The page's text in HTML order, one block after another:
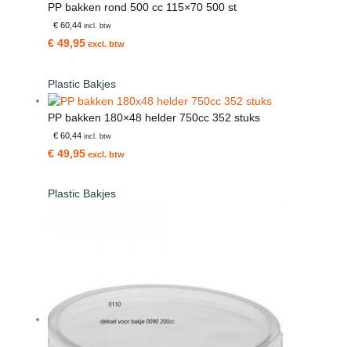
PP bakken rond 500 cc 115×70 500 st
€ 60,44incl. btw
€ 49,95 excl. btw
Plastic Bakjes
PP bakken 180×48 helder 750cc 352 stuks
€ 60,44incl. btw
€ 49,95 excl. btw
Plastic Bakjes